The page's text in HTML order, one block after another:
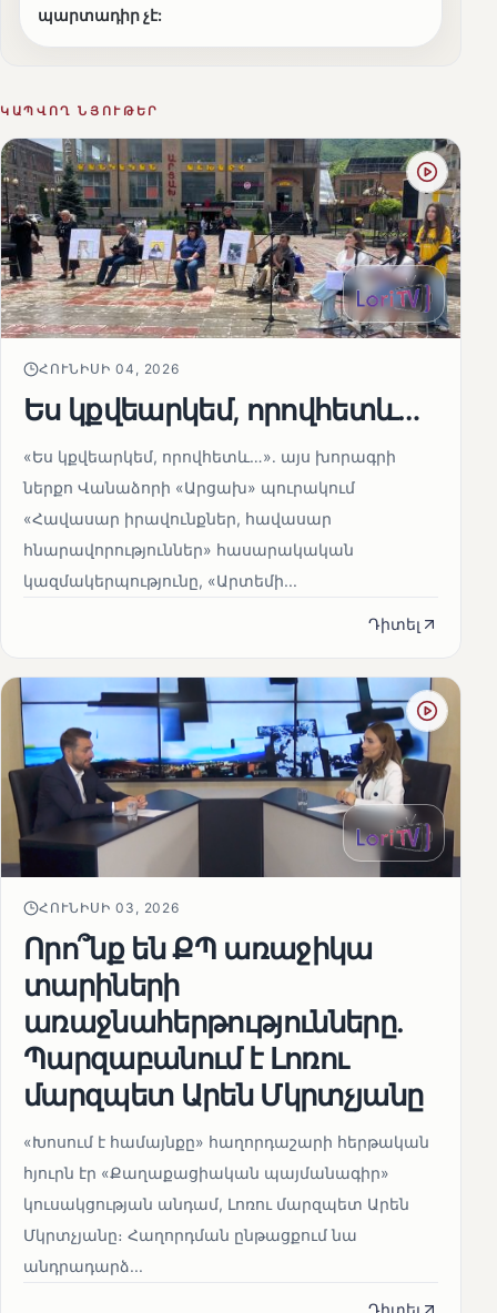
պարտադիր չէ:
ԿԱՊՎՈՂ ՆՅՈՒԹԵՐ
ՀՈՒՆԻՍԻ 04, 2026
Ես կքվեարկեմ, որովհետև…
«Ես կքվեարկեմ, որովհետև…»․ այս խորագրի
ներքո Վանաձորի «Արցախ» պուրակում
«Հավասար իրավունքներ, հավասար
հնարավորություններ» հասարակական
կազմակերպությունը, «Արտեմի...
Դիտել
ՀՈՒՆԻՍԻ 03, 2026
Որո՞նք են ՔՊ առաջիկա
տարիների
առաջնահերթությունները.
Պարզաբանում է Լոռու
մարզպետ Արեն Մկրտչյանը
«Խոսում է համայնքը» հաղորդաշարի հերթական
հյուրն էր «Քաղաքացիական պայմանագիր»
կուսակցության անդամ, Լոռու մարզպետ Արեն
Մկրտչյանը։ Հաղորդման ընթացքում նա
անդրադարձ...